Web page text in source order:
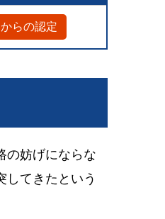
らの認定
の妨げにならな
してきたという